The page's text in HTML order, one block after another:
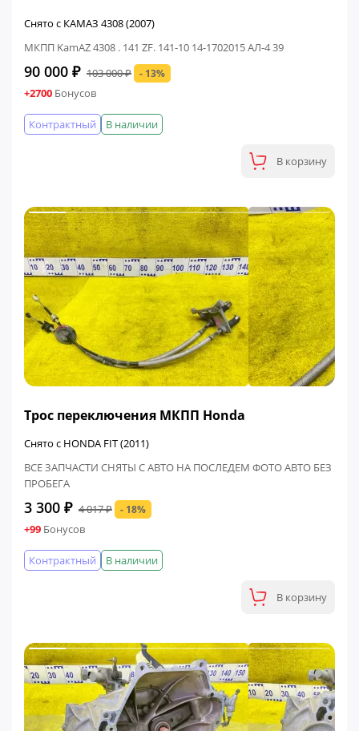
Снято с КАМАЗ 4308 (2007)
МКПП KamAZ 4308 . 141 ZF. 141-10 14-1702015 АЛ-4 39
90 000 ₽ 103 000 ₽ - 13%
+2700 Бонусов
В наличии
Контрактный
В корзину
Трос переключения МКПП Honda
Снято с HONDA FIT (2011)
ВСЕ ЗАПЧАСТИ СНЯТЫ С АВТО НА ПОСЛЕДЕМ ФОТО АВТО БЕЗ
ПРОБЕГА
3 300 ₽ 4 017 ₽ - 18%
+99 Бонусов
В наличии
Контрактный
В корзину